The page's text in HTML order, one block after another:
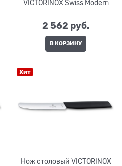
VICTORINOX Swiss Modern
2 562 руб.
В КОРЗИНУ
Хит
Нож столовый VICTORINOX